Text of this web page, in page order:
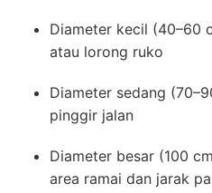
Diameter kecil (40–60
atau lorong ruko
Diameter sedang
pinggir jalan
Diameter besar (100
area ramai dan jarak